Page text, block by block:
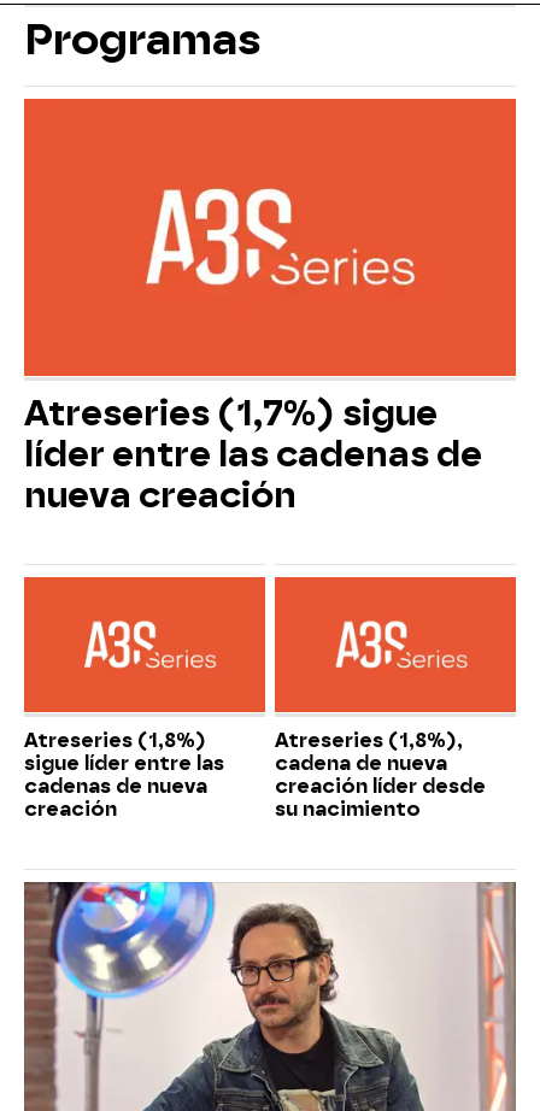
Programas
Atreseries (1,7%) sigue
líder entre las cadenas de
nueva creación
Atreseries (1,8%)
sigue líder entre las
cadenas de nueva
creación
Atreseries (1,8%),
cadena de nueva
creación líder desde
su nacimiento